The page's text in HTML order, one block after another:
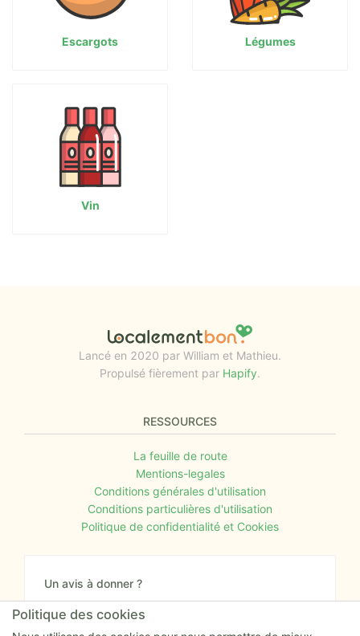
Escargots Légumes
Vin
Lancé en 2020 par William et Mathieu.
Propulsé fièrement par Hapify.
RESSOURCES
La feuille de route
Mentions-legales
Conditions générales d'utilisation
Conditions particulières d'utilisation
Politique de confidentialité et Cookies
Un avis à donner ?
Donnez nous votre avis sur le site ou proposez
nous tout simplement vos nouvelles idées.
Politique des cookies